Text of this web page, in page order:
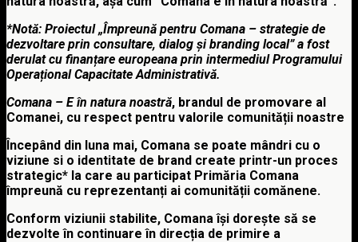
*Notă: Proiectul „Împreună pentru Comana – strategie de
dezvoltare prin consultare, dialog și branding local” a fost
derulat cu finanțare europeana prin intermediul Programului
Operațional Capacitate Administrativă.
Comana – E în natura noastră, brandul de promovare al
Comanei, cu respect pentru valorile comunității noastre
Începând din luna mai, Comana se poate mândri cu o
viziune si o identitate de brand create printr-un proces
strategic* la care au participat Primăria Comana
împreună cu reprezentanți ai comunității comănene.
Conform viziunii stabilite, Comana își dorește să se
dezvolte în continuare în direcția de primire a